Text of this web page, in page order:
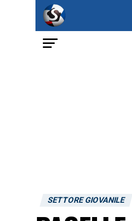
SETTORE GIOVANILE